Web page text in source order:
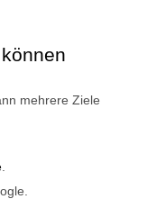
mehrere Ziele